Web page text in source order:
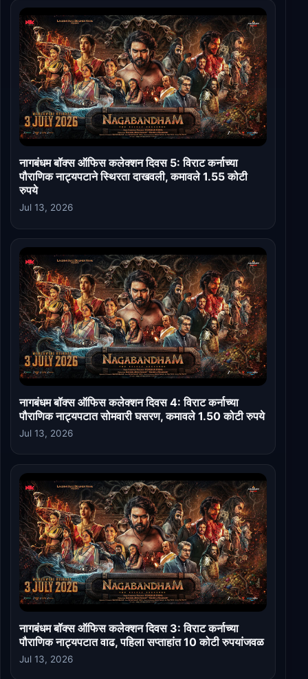
नागबंधम बॉक्स ऑफिस कलेक्शन दिवस 5: विराट कर्नाच्या
पौराणिक नाट्यपटाने स्थिरता दाखवली, कमावले 1.55 कोटी
रुपये
Jul 13, 2026
नागबंधम बॉक्स ऑफिस कलेक्शन दिवस 4: विराट कर्नाच्या
पौराणिक नाट्यपटात सोमवारी घसरण, कमावले 1.50 कोटी रुपये
Jul 13, 2026
नागबंधम बॉक्स ऑफिस कलेक्शन दिवस 3: विराट कर्नाच्या
पौराणिक नाट्यपटात वाढ, पहिला सप्ताहांत 10 कोटी रुपयांजवळ
Jul 13, 2026